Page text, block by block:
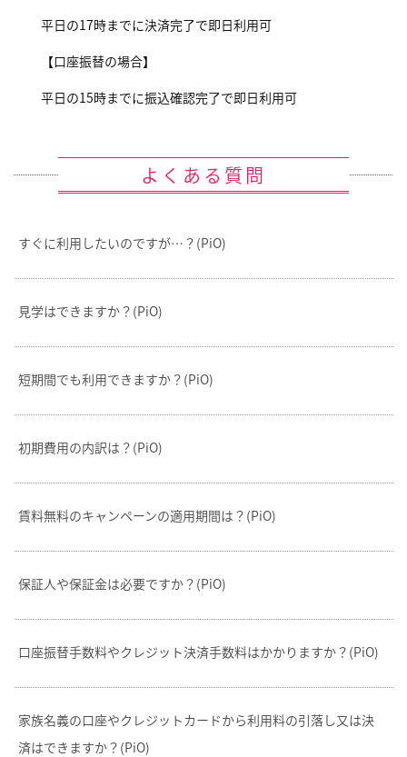
平日の17時までに決済完了で即日利用可
【口座振替の場合】
平日の15時までに振込確認完了で即日利用可
よくある質問
すぐに利用したいのですが…？(PiO)
見学はできますか？(PiO)
短期間でも利用できますか？(PiO)
初期費用の内訳は？(PiO)
賃料無料のキャンペーンの適用期間は？(PiO)
保証人や保証金は必要ですか？(PiO)
口座振替手数料やクレジット決済手数料はかかりますか？(PiO)
家族名義の口座やクレジットカードから利用料の引落し又は決
済はできますか？(PiO)